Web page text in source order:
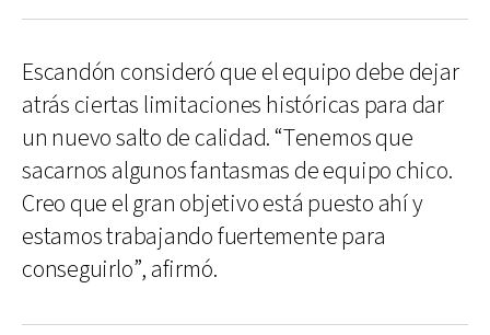
Escandón consideró que el equipo debe dejar
atrás ciertas limitaciones históricas para dar
un nuevo salto de calidad. “Tenemos que
sacarnos algunos fantasmas de equipo chico.
Creo que el gran objetivo está puesto ahí y
estamos trabajando fuertemente para
conseguirlo”, afirmó.